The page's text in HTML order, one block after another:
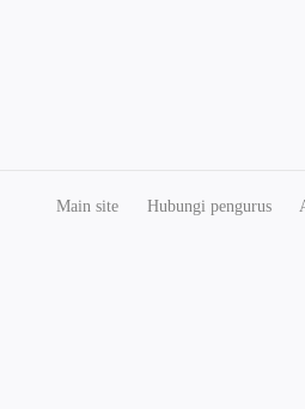
Main site Hubungi pengurus